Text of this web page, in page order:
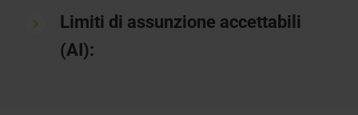
Limiti di assunzione accettabili
(AI):